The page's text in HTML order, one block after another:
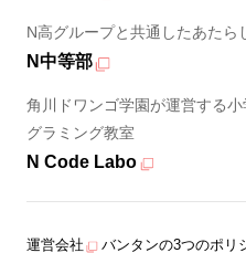
N高グループと共通したあたら
N中等部
角川ドワンゴ学園が運営する
グラミング教室
N Code Labo
運営会社 バンタンの3つのポリ